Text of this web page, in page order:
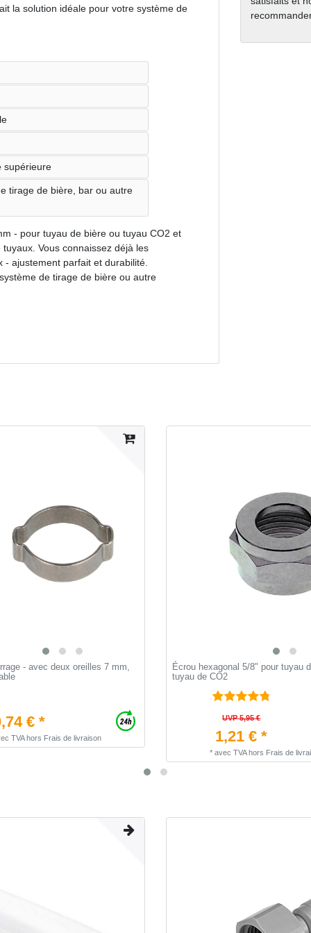
la solution idéale pour votre système de
supérieure
tirage de bière, bar ou autre
- pour tuyau de bière ou tuyau CO2 et
Vous connaissez déjà les
ajustement parfait et durabilité.
de tirage de bière ou autre
- avec deux oreilles 7 mm,
€ *
TVAhors Frais de livraison
Écrou hexagonal 5/8" pour tuyau
tuyau de CO2
UVP 5,95 €
1,21 € *
* avec TVAhors Frais de